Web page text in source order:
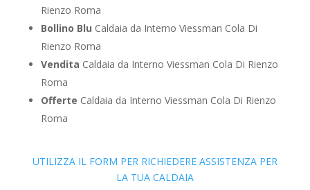
Rienzo Roma
Bollino Blu Caldaia da Interno Viessman Cola Di
Rienzo Roma
Vendita Caldaia da Interno Viessman Cola Di Rienzo
Roma
Offerte Caldaia da Interno Viessman Cola Di Rienzo
Roma
UTILIZZA IL FORM PER RICHIEDERE ASSISTENZA PER
LA TUA CALDAIA